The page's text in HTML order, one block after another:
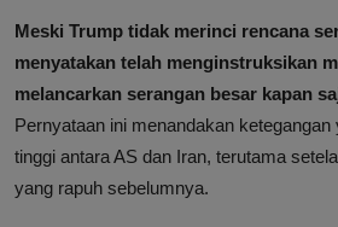
Meski Trump tidak merinci rencana
menyatakan telah menginstruksikan
melancarkan serangan besar kapan
Pernyataan ini menandakan
tinggi antara AS dan Iran, terutama
yang rapuh sebelumnya.